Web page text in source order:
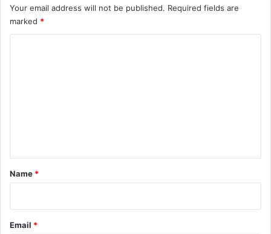
Your email address will not be published. Required fields are
marked *
*
Name *
Email *